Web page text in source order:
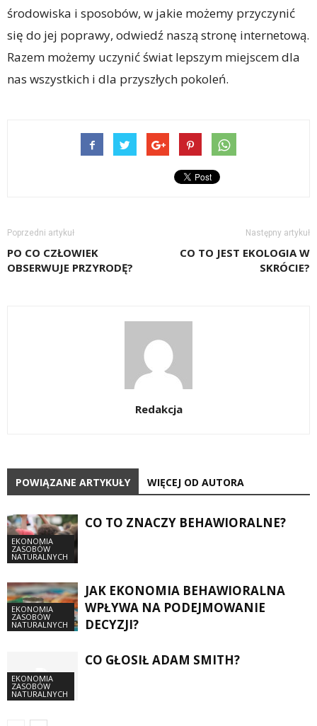
środowiska i sposobów, w jakie możemy przyczynić
się do jej poprawy, odwiedź naszą stronę internetową.
Razem możemy uczynić świat lepszym miejscem dla
nas wszystkich i dla przyszłych pokoleń.
Poprzedni artykuł
PO CO CZŁOWIEK
OBSERWUJE PRZYRODĘ?
Następny artykuł
CO TO JEST EKOLOGIA W
SKRÓCIE?
Redakcja
POWIĄZANE ARTYKUŁY WIĘCEJ OD AUTORA
EKONOMIA
ZASOBÓW
NATURALNYCH
CO TO ZNACZY BEHAWIORALNE?
EKONOMIA
ZASOBÓW
NATURALNYCH
JAK EKONOMIA BEHAWIORALNA
WPŁYWA NA PODEJMOWANIE
DECYZJI?
EKONOMIA
ZASOBÓW
NATURALNYCH
CO GŁOSIŁ ADAM SMITH?